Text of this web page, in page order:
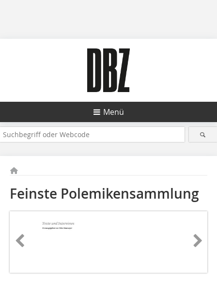
Menü
Feinste Polemikensammlung